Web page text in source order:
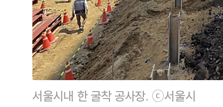
서울시내 한 굴착 공사장. ⓒ서울시